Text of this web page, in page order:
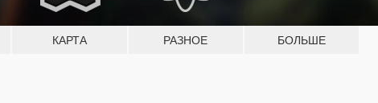
КАРТА РАЗНОЕ БОЛЬШЕ